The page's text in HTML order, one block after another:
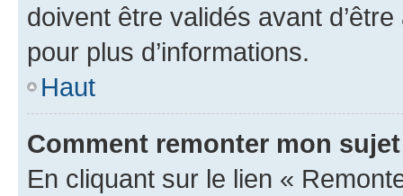
doivent être validés avant
pour plus d’informations.
Haut
Comment remonter mon
En cliquant sur le lien «